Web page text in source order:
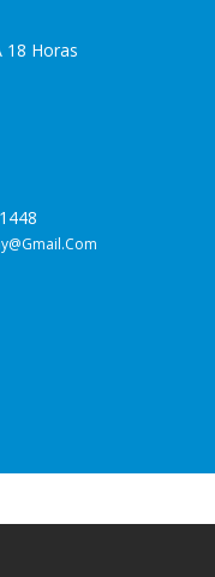
18 Horas